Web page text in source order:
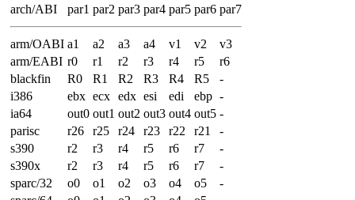
arch/ABI par1 par2 par3 par4 par5 par6 par7
arm/OABI a1 a2 a3 a4 v1 v2
v3
arm/EABI r0 r1 r2 r3 r4 r5
r6
blackfin
R0 R1 R2 R3 R4 R5
-
i386
ebx ecx edx esi edi ebp -
ia64
out0 out1 out2 out3 out4 out5 -
parisc
r26 r25 r24 r23 r22 r21
-
s390
r2 r3 r4 r5 r6 r7
-
s390x
r2 r3 r4 r5 r6 r7
-
sparc/32
o0 o1 o2 o3 o4 o5
-